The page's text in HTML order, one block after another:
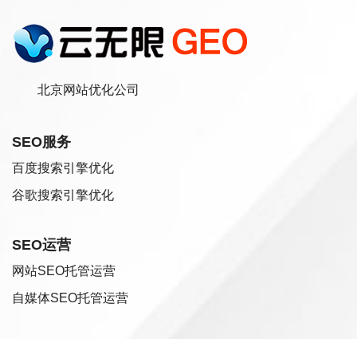
北京网站优化公司
SEO服务
百度搜索引擎优化
谷歌搜索引擎优化
SEO运营
网站SEO托管运营
自媒体SEO托管运营